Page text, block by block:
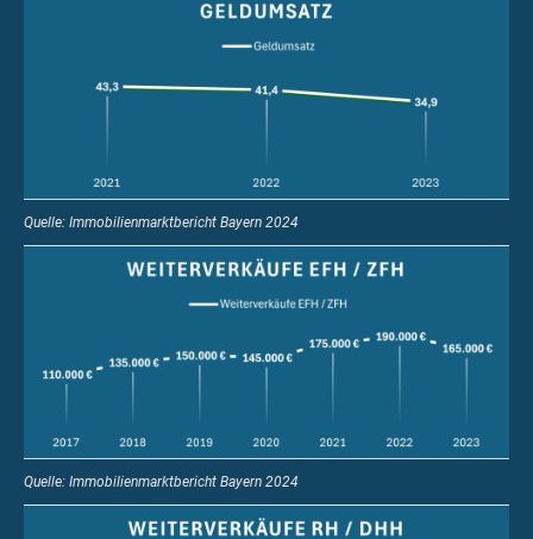
Quelle: Immobilienmarktbericht Bayern 2024
Quelle: Immobilienmarktbericht Bayern 2024